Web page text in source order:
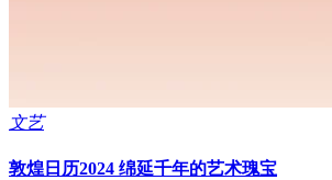
文艺
敦煌日历2024 绵延千年的艺术瑰宝